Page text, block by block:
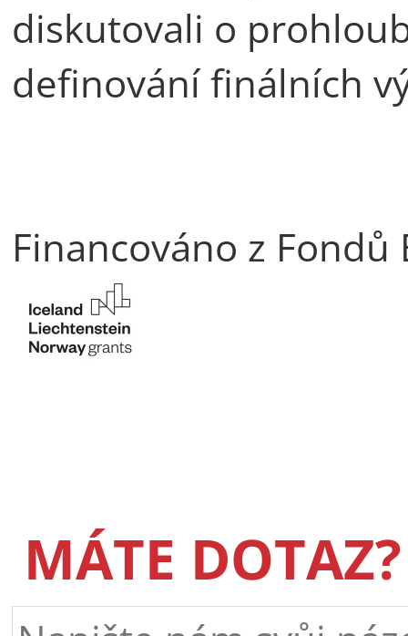
diskutovali o
definování finálních
Financováno z Fondů
MÁTE DOTAZ?